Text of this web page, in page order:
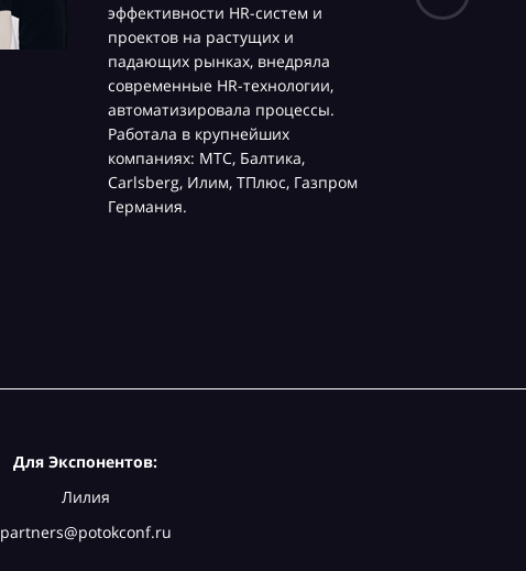
эффективности HR-систем и
проектов на растущих и
падающих рынках, внедряла
современные HR-технологии,
автоматизировала процессы.
Работала в крупнейших
компаниях: МТС, Балтика,
Carlsberg, Илим, ТПлюс, Газпром
Германия.
Для Экспонентов:
Лилия
partners@potokconf.ru